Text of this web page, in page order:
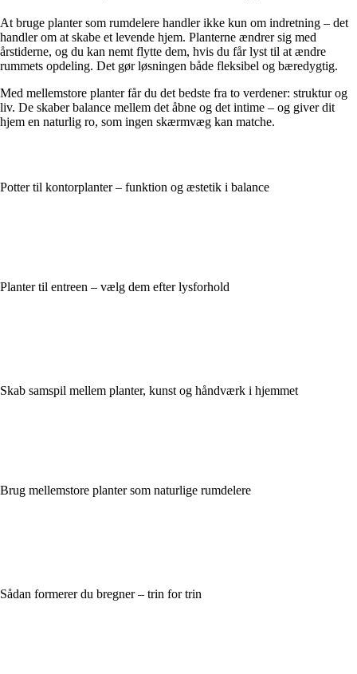
At bruge planter som rumdelere handler ikke kun om indretning – det
handler om at skabe et levende hjem. Planterne ændrer sig med
årstiderne, og du kan nemt flytte dem, hvis du får lyst til at ændre
rummets opdeling. Det gør løsningen både fleksibel og bæredygtig.
Med mellemstore planter får du det bedste fra to verdener: struktur og
liv. De skaber balance mellem det åbne og det intime – og giver dit
hjem en naturlig ro, som ingen skærmvæg kan matche.
Potter til kontorplanter – funktion og æstetik i balance
Planter til entreen – vælg dem efter lysforhold
Skab samspil mellem planter, kunst og håndværk i hjemmet
Brug mellemstore planter som naturlige rumdelere
Sådan formerer du bregner – trin for trin